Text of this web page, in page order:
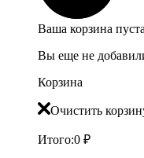
Ваша корзина пуста
Вы еще не
Корзина
Очистить
Итого:0 ₽